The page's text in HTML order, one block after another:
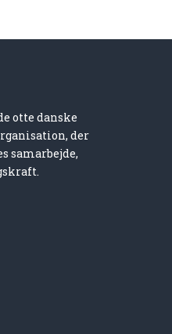
otte danske
der
samarbejde,